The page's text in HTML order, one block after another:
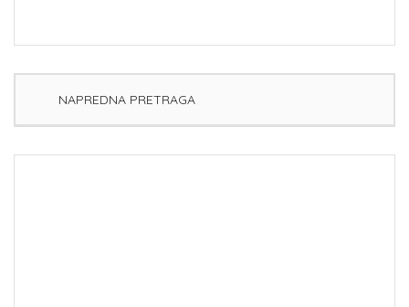
NAPREDNA PRETRAGA